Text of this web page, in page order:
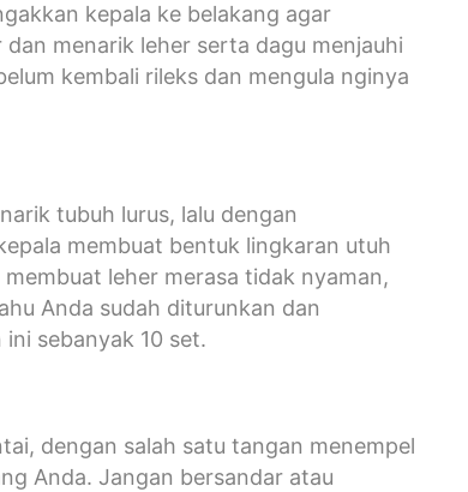
kepala ke belakang agar
menarik leher serta dagu menjauhi
kembali rileks dan mengula nginya
tubuh lurus, lalu dengan
membuat bentuk lingkaran utuh
leher merasa tidak nyaman,
Anda sudah diturunkan dan
sebanyak 10 set.
dengan salah satu tangan menempel
Anda. Jangan bersandar atau